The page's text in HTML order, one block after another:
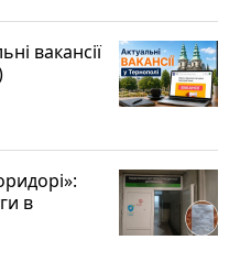
вакансії
в